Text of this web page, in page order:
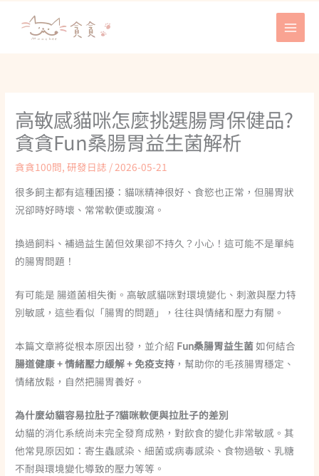
高敏感貓咪怎麼挑選腸胃保健品?
貪貪Fun桑腸胃益生菌解析
貪貪100問,研發日誌 / 2026-05-21
很多飼主都有這種困擾：貓咪精神很好、食慾也正常，但腸胃狀
況卻時好時壞、常常軟便或腹瀉。
換過飼料、補過益生菌但效果卻不持久？小心！這可能不是單純
的腸胃問題！
有可能是 腸道菌相失衡。高敏感貓咪對環境變化、刺激與壓力特
別敏感，這些看似「腸胃的問題」，往往與情緒和壓力有關。
本篇文章將從根本原因出發，並介紹 Fun桑腸胃益生菌如何結合
腸道健康 + 情緒壓力緩解 + 免疫支持 ，幫助你的毛孩腸胃穩定、
情緒放鬆，自然把腸胃養好。
為什麼幼貓容易拉肚子?貓咪軟便與拉肚子的差別
幼貓的消化系統尚未完全發育成熟，對飲食的變化非常敏感。其
他常見原因如：寄生蟲感染、細菌或病毒感染、食物過敏、乳糖
不耐與環境變化導致的壓力等等。